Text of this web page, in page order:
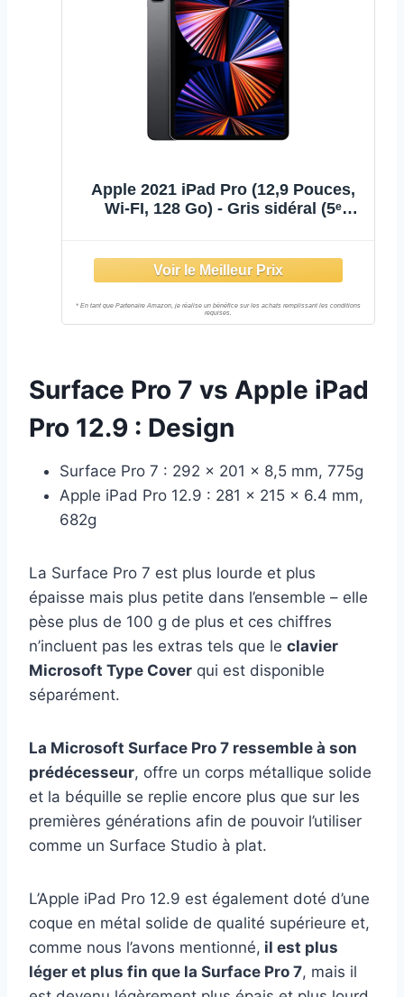
Apple 2021 iPad Pro (12,9 Pouces,
Wi-FI, 128 Go) - Gris sidéral (5ᵉ
Surface Pro 7 vs Apple iPad
Pro 12.9 : Design
Surface Pro 7 : 292 x 201 x 8,5 mm, 775g
Apple iPad Pro 12.9 : 281 x 215 x 6.4 mm,
682g
La Surface Pro 7 est plus lourde et plus
épaisse mais plus petite dans l’ensemble – elle
pèse plus de 100 g de plus et ces chiffres
n’incluent pas les extras tels que le clavier
Microsoft Type Cover qui est disponible
séparément.
La Microsoft Surface Pro 7 ressemble à son
prédécesseur, offre un corps métallique solide
et la béquille se replie encore plus que sur les
premières générations afin de pouvoir l’utiliser
comme un Surface Studio à plat.
L’Apple iPad Pro 12.9 est également doté d’une
coque en métal solide de qualité supérieure et,
comme nous l’avons mentionné, il est plus
léger et plus fin que la Surface Pro 7, mais il